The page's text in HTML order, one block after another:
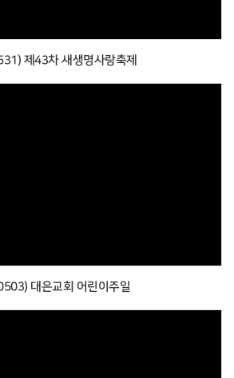
제43차 새생명사랑축제
대은교회 어린이주일